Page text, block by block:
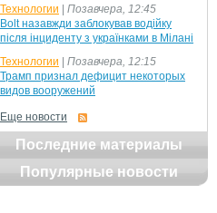
Технологии
Позавчера, 12:45
Bolt назавжди заблокував водійку
після інциденту з українками в Мілані
Технологии
Позавчера, 12:15
Трамп признал дефицит некоторых
видов вооружений
Еще новости
Последние материалы
Популярные новости